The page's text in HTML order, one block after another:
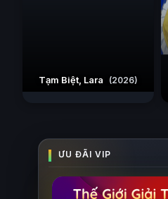
Tạm Biệt, Lara (2026)